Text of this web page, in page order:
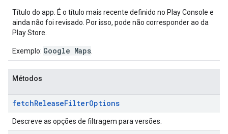
Título do app. É o título mais recente definido no Play Console e
ainda não foi revisado. Por isso, pode não corresponder ao da
Play Store.
Exemplo: Google Maps
Métodos
fetchReleaseFilterOptions
Descreve as opções de filtragem para versões.